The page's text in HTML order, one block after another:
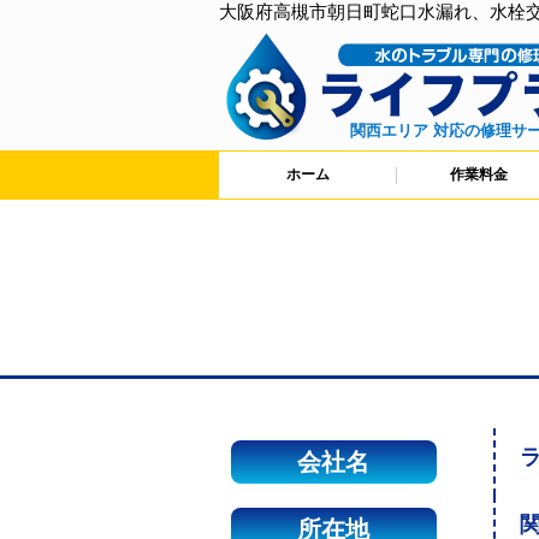
大阪府高槻市朝日町蛇口水漏れ、水栓
関西エリア 対応の修理サ
ホーム 作業料金
会社名
所在地